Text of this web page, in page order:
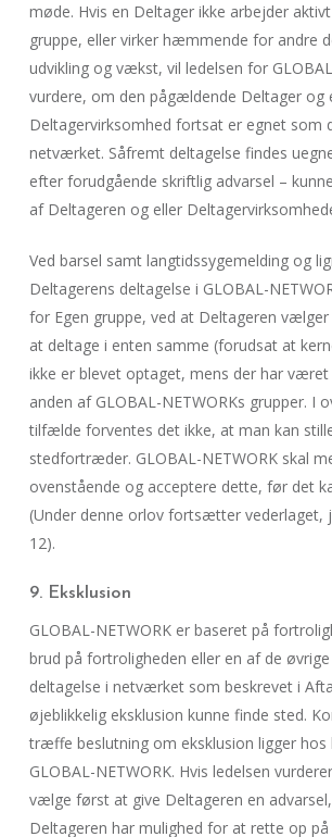
møde. Hvis en Deltager ikke arbejder
gruppe, eller virker hæmmende for andre
udvikling og vækst, vil ledelsen for
vurdere, om den pågældende Deltager og
Deltagervirksomhed fortsat er egnet som
netværket. Såfremt deltagelse findes
efter forudgående skriftlig advarsel –
af Deltageren og eller
Ved barsel samt langtidssygemelding og
Deltagerens deltagelse i GLOBAL-
for Egen gruppe, ved at Deltageren
at deltage i enten samme (forudsat at
ikke er blevet optaget, mens der har
anden af GLOBAL-NETWORKs grupper. I
tilfælde forventes det ikke, at man kan
stedfortræder. GLOBAL-NETWORK skal
ovenstående og acceptere dette, før det
(Under denne orlov fortsætter vederlaget,
12).
9. Eksklusion
GLOBAL-NETWORK er baseret på
brud på fortroligheden eller en af de
deltagelse i netværket som beskrevet i
øjeblikkelig eksklusion kunne finde sted.
træffe beslutning om eksklusion ligger hos
GLOBAL-NETWORK. Hvis ledelsen
vælge først at give Deltageren en
Deltageren har mulighed for at rette op på